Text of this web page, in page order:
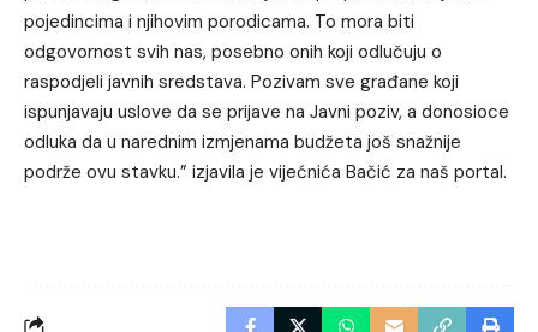
pojedincima i njihovim porodicama. To mora biti
odgovornost svih nas, posebno onih koji odlučuju o
raspodjeli javnih sredstava. Pozivam sve građane koji
ispunjavaju uslove da se prijave na Javni poziv, a donosioce
odluka da u narednim izmjenama budžeta još snažnije
podrže ovu stavku.” izjavila je vijećnića Bačić za naš portal.